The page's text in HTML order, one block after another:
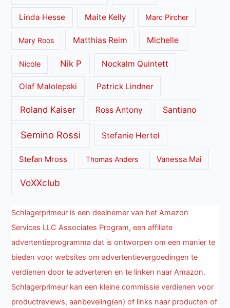
Linda Hesse Maite Kelly Marc Pircher
Mary Roos Matthias Reim Michelle
Nicole Nik P Nockalm Quintett
Olaf Malolepski Patrick Lindner
Roland Kaiser Ross Antony Santiano
Semino Rossi Stefanie Hertel
Stefan Mross Thomas Anders Vanessa Mai
VoXXclub
Schlagerprimeur is een deelnemer van het Amazon
Services LLC Associates Program, een affiliate
advertentieprogramma dat is ontworpen om een manier te
bieden voor websites om advertentievergoedingen te
verdienen door te adverteren en te linken naar Amazon.
Schlagerprimeur kan een kleine commissie verdienen voor
productreviews, aanbeveling(en) of links naar producten of